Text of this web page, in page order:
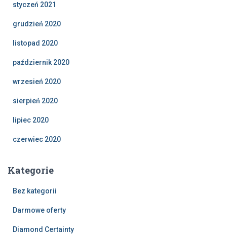
styczeń 2021
grudzień 2020
listopad 2020
październik 2020
wrzesień 2020
sierpień 2020
lipiec 2020
czerwiec 2020
Kategorie
Bez kategorii
Darmowe oferty
Diamond Certainty